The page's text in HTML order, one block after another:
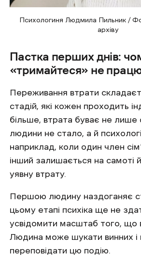
Психологиня Людмила Пильник /
архіву
Пастка перших днів:
«тримайтеся» не
Переживання втрати
стадій, які кожен проходить
більше, втрата буває не лише
людини не стало, а й
наприклад, коли один член
інший залишається на самоті
уявну втрату.
Першою людину наздоганяє
цьому етапі психіка ще не
усвідомити масштаб того, що
Людина може шукати винних і
переповідати цю подію.